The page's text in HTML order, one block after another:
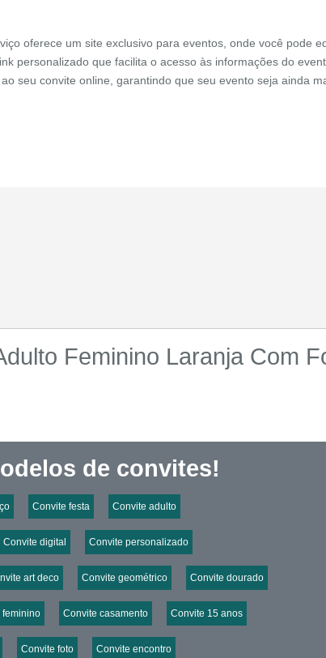
oferece um site exclusivo para eventos, onde você pode
personalizado que facilita o acesso às informações do
seu convite online, garantindo que seu evento seja ainda
Feminino Laranja Com
de convites!
Convite festa Convite adulto
Convite digital Convite personalizado
art deco Convite geométrico Convite dourado
feminino Convite casamento Convite 15 anos
Convite foto Convite encontro